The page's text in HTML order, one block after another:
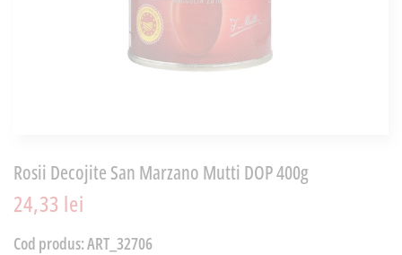
Rosii Decojite San Marzano Mutti DOP 400g
24,33 lei
Cod produs:ART_32706